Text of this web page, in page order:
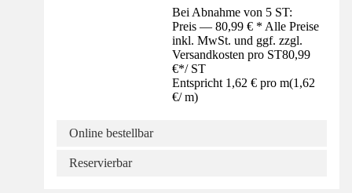
Bei Abnahme von 5 ST:
Preis — 80,99 € * Alle Preise
inkl. MwSt. und ggf. zzgl.
Versandkosten pro ST80,99
€*/ ST
Entspricht 1,62 € pro m(1,62
€/ m)
Online bestellbar
Reservierbar